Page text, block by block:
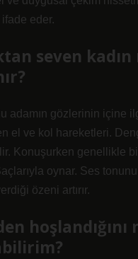
eder.
seven kadın
adamın gözlerinin içine
el ve kol hareketleri.
Konuşurken genellikle
oynar. Ses
özeni artırır.
hoşlandığını